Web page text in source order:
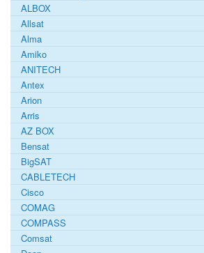
ALBOX
Allsat
Alma
Amiko
ANITECH
Antex
Arion
Arris
AZ BOX
Bensat
BigSAT
CABLETECH
Cisco
COMAG
COMPASS
Comsat